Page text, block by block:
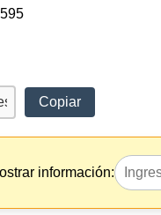
Copiar
información: